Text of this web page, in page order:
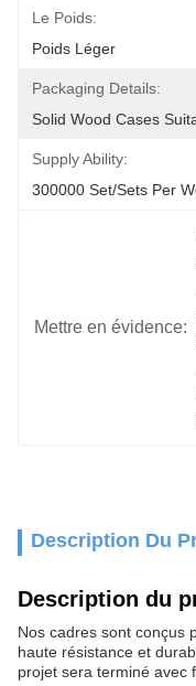
Le Poids:
Poids Léger
Packaging Details:
Solid Wood Cases
Supply Ability:
300000 Set/Sets Per
Mettre en évidence:
Description Du
Description du
Nos cadres sont conçus
haute résistance et
projet sera terminé avec